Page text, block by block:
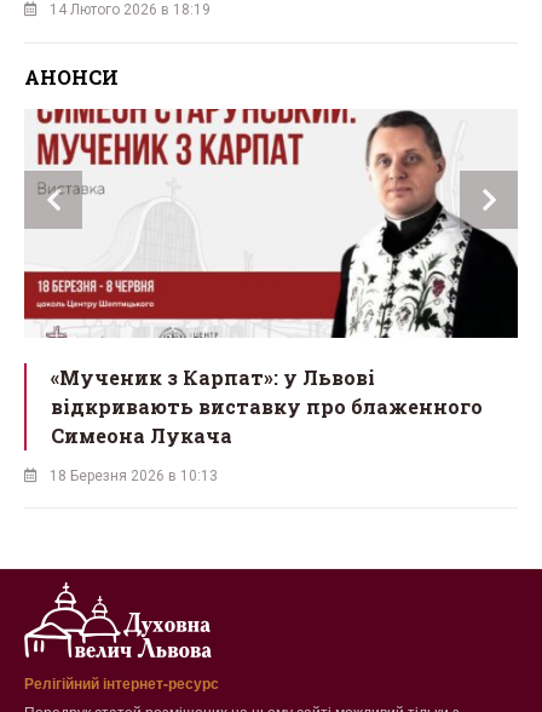
14 Лютого 2026 в 18:19
АНОНСИ
«Мученик з Карпат»: у Львові
відкривають виставку про блаженного
Симеона Лукача
18 Березня 2026 в 10:13
Релігійний інтернет-ресурс